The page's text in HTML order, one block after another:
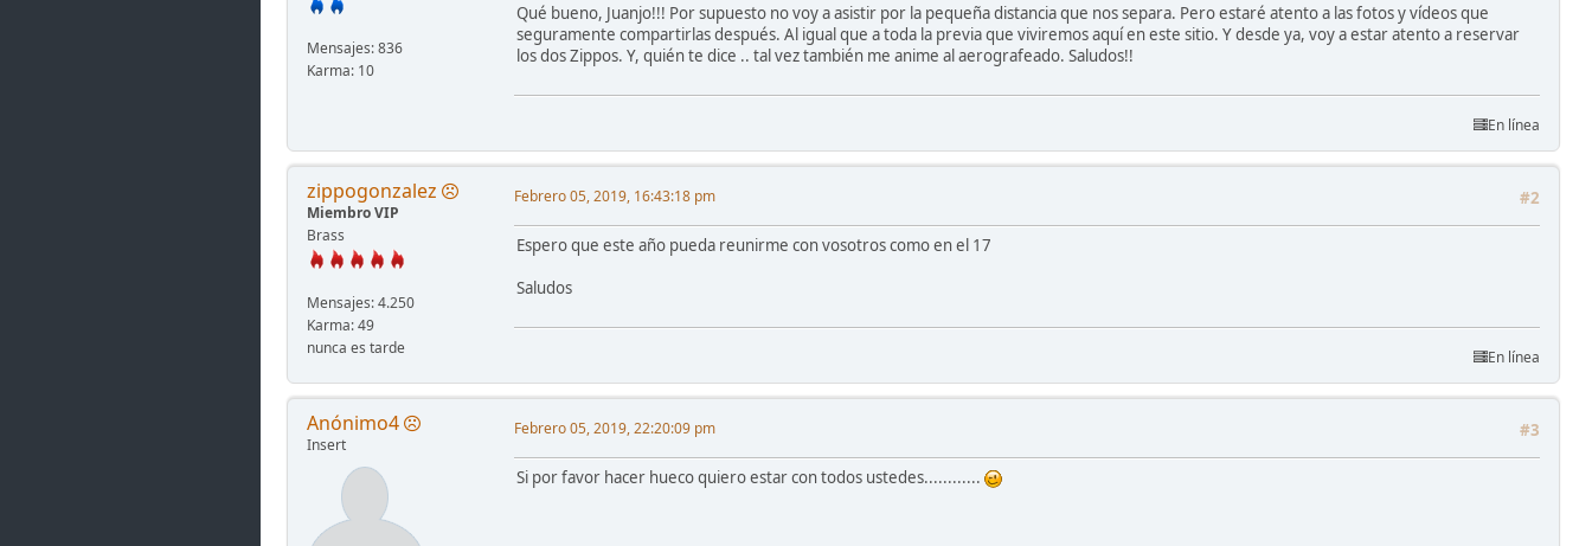
Mensajes: 836
Karma: 10
Qué bueno, Juanjo!!! Por supuesto no voy a asistir por la pequeña distancia que nos separa. Pero estaré atento a las fotos y vídeos que
seguramente compartirlas después. Al igual que a toda la previa que viviremos aquí en este sitio. Y desde ya, voy a estar atento a reservar
los dos Zippos. Y, quién te dice .. tal vez también me anime al aerografeado. Saludos!!
En línea
zippogonzalez
Miembro VIP
Brass
Mensajes: 4.250
Karma: 49
nunca es tarde
#2
Febrero 05, 2019, 16:43:18 pm
Espero que este año pueda reunirme con vosotros como en el 17
Saludos
En línea
Anónimo4
Insert
#3
Febrero 05, 2019, 22:20:09 pm
Si por favor hacer hueco quiero estar con todos ustedes............